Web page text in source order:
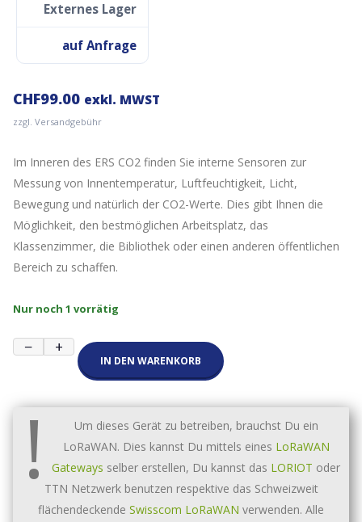
Externes Lager
auf Anfrage
CHF99.00 exkl. MWST
zzgl. Versandgebühr
Im Inneren des ERS CO2 finden Sie interne Sensoren zur
Messung von Innentemperatur, Luftfeuchtigkeit, Licht,
Bewegung und natürlich der CO2-Werte. Dies gibt Ihnen die
Möglichkeit, den bestmöglichen Arbeitsplatz, das
Klassenzimmer, die Bibliothek oder einen anderen öffentlichen
Bereich zu schaffen.
Nur noch 1 vorrätig
−
Elsys
ERS
Version)
Menge
+
IN DEN WARENKORB
!
Um dieses Gerät zu betreiben, brauchst Du ein
LoRaWAN. Dies kannst Du mittels eines LoRaWAN
Gateways selber erstellen, Du kannst das LORIOT oder
TTN Netzwerk benutzen respektive das Schweizweit
flächendeckende Swisscom LoRaWAN verwenden. Alle